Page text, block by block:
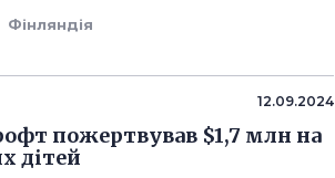
Фінляндія
12.09.2024
пожертвував $1,7 млн на
дітей